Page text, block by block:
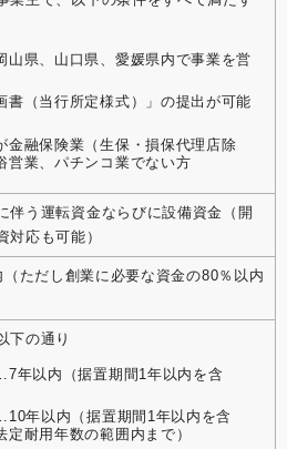
山県、山口県、愛媛県内で事業を営
書（当行所定様式）」の提出が可能
金融保険業（生保・損保代理店除
営業、パチンコ業でない方
伴う運転資金ならびに設備資金（開
対応も可能）
ただし創業に必要な資金の80％以内
下の通り
年以内（据置期間1年以内を含
年以内（据置期間1年以内を含
定耐用年数の範囲内まで）